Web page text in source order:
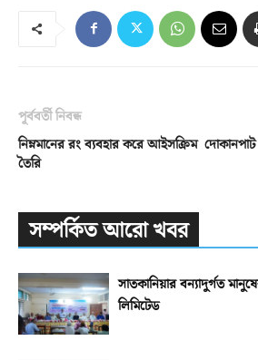
পূর্ববর্তী নিবন্ধ
নিম্নমানের রং ব্যবহার করে আইসক্রিম
তৈরি
দোকানপাট
সম্পর্কিত আরো খবর
সাতকানিয়ার বন্যাদুর্গত
লিমিটেড